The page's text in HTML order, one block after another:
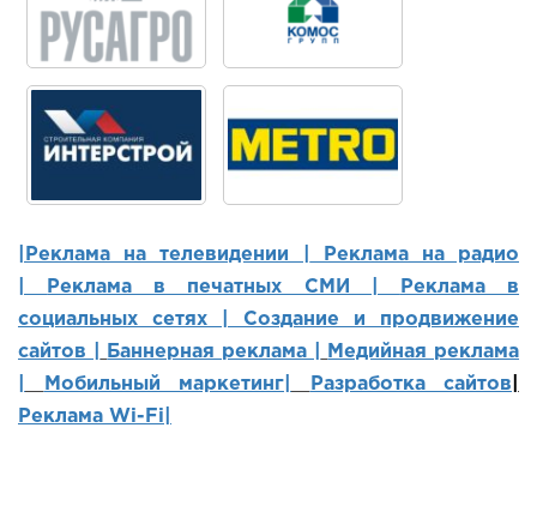
|Реклама на телевидении |
Реклама на радио
Реклама в печатных СМИ |
Реклама в
социальных сетях | Создание и продвижение
сайтов
Баннерная реклама |
Медийная реклама
Мобильный маркетинг Разработка сайтов
Реклама Wi-Fi|